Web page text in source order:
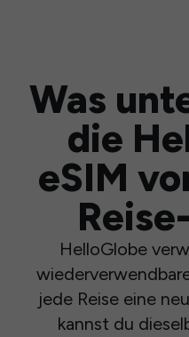
Was
die
eSIM
HelloGlobe
jede Reise eine
kannst du